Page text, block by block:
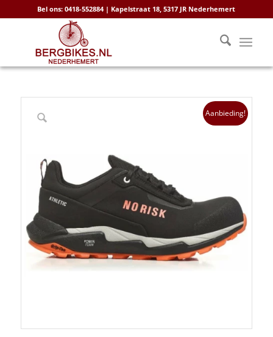
Bel ons: 0418-552884 | Kapelstraat 18, 5317 JR Nederhemert
Aanbieding!